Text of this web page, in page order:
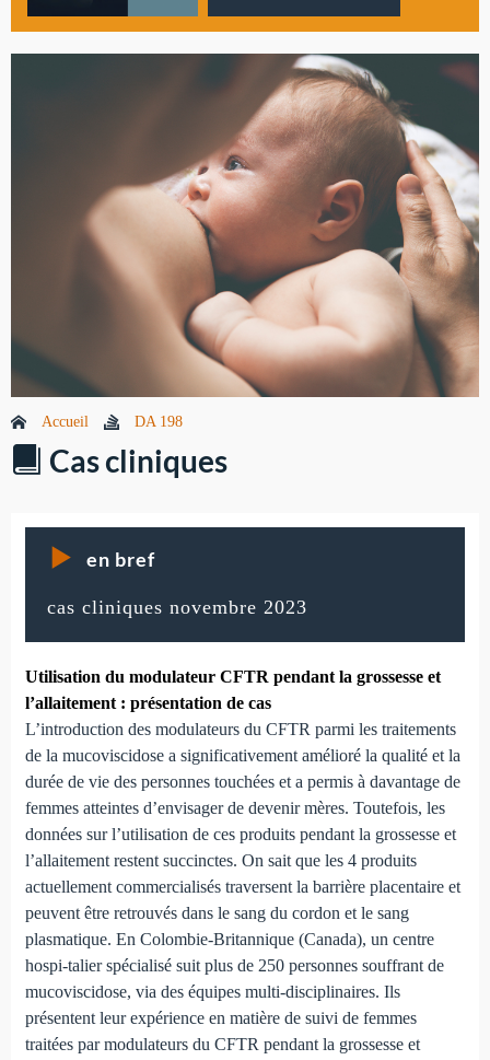
Accueil DA 198
Cas cliniques
en bref
cas cliniques novembre 2023
Utilisation du modulateur CFTR pendant la grossesse et
l’allaitement : présentation de cas
L’introduction des modulateurs du CFTR parmi les traitements
de la mucoviscidose a significativement amélioré la qualité et la
durée de vie des personnes touchées et a permis à davantage de
femmes atteintes d’envisager de devenir mères. Toutefois, les
données sur l’utilisation de ces produits pendant la grossesse et
l’allaitement restent succinctes. On sait que les 4 produits
actuellement commercialisés traversent la barrière placentaire et
peuvent être retrouvés dans le sang du cordon et le sang
plasmatique. En Colombie-Britannique (Canada), un centre
hospi-talier spécialisé suit plus de 250 personnes souffrant de
mucoviscidose, via des équipes multi-disciplinaires. Ils
présentent leur expérience en matière de suivi de femmes
traitées par modulateurs du CFTR pendant la grossesse et